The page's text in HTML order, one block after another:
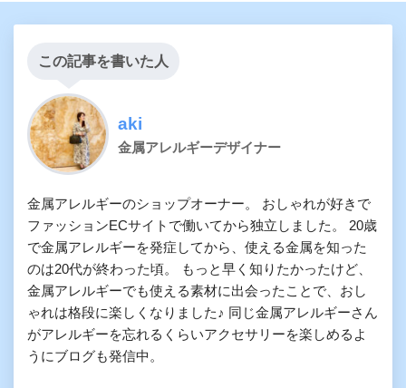
この記事を書いた人
aki
金属アレルギーデザイナー
金属アレルギーのショップオーナー。 おしゃれが好きで
ファッションECサイトで働いてから独立しました。 20歳
で金属アレルギーを発症してから、使える金属を知った
のは20代が終わった頃。 もっと早く知りたかったけど、
金属アレルギーでも使える素材に出会ったことで、おし
ゃれは格段に楽しくなりました♪ 同じ金属アレルギーさん
がアレルギーを忘れるくらいアクセサリーを楽しめるよ
うにブログも発信中。